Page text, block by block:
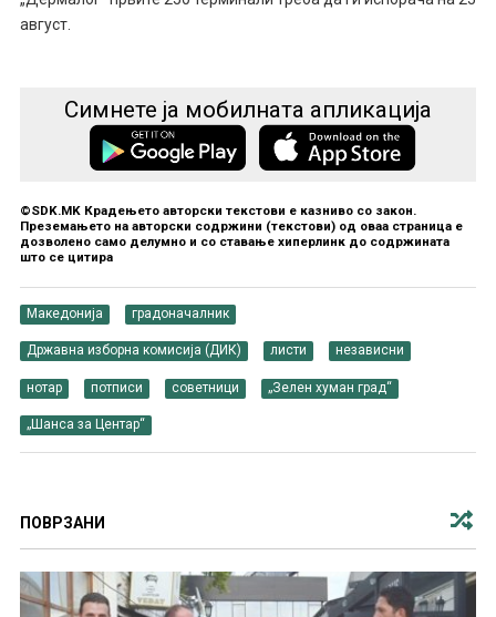
август.
Симнете ја мобилната апликација
©SDK.MK Крадењето авторски текстови е казниво со закон.
Преземањето на авторски содржини (текстови) од оваа страница е
дозволено само делумно и со ставање хиперлинк до содржината
што се цитира
Македонија градоначалник
Државна изборна комисија (ДИК) листи независни
нотар потписи советници „Зелен хуман град“
„Шанса за Центар“
ПОВРЗАНИ